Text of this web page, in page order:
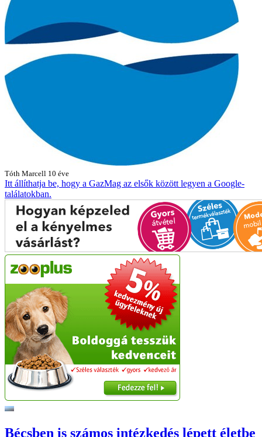
Tóth Marcell 10 éve
Itt állíthatja be, hogy a GazMag az elsők között legyen a Google-
találatokban.
Bécsben is számos intézkedés lépett életbe